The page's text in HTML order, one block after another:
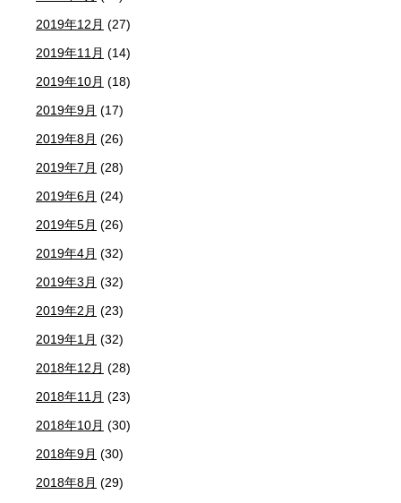
2019年12月 (27)
2019年11月 (14)
2019年10月 (18)
2019年9月 (17)
2019年8月 (26)
2019年7月 (28)
2019年6月 (24)
2019年5月 (26)
2019年4月 (32)
2019年3月 (32)
2019年2月 (23)
2019年1月 (32)
2018年12月 (28)
2018年11月 (23)
2018年10月 (30)
2018年9月 (30)
2018年8月 (29)